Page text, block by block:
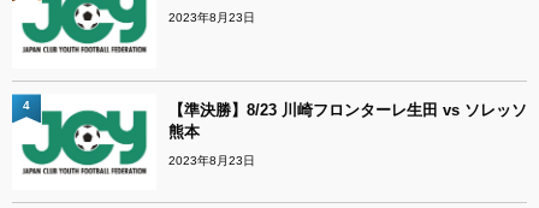
2023年8月23日
【準決勝】8/23 川崎フロンターレ生田 vs ソレッソ
熊本
2023年8月23日
4